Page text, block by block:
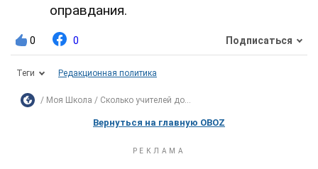
оправдания.
0 0 Подписаться
Теги Редакционная политика
Моя Школа Сколько учителей до...
Вернуться на главную OBOZ